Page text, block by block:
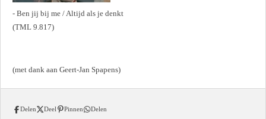
- Ben jij bij me / Altijd als je denkt
(TML 9.817)
(met dank aan Geert-Jan Spapens)
Delen Deel Pinnen Delen